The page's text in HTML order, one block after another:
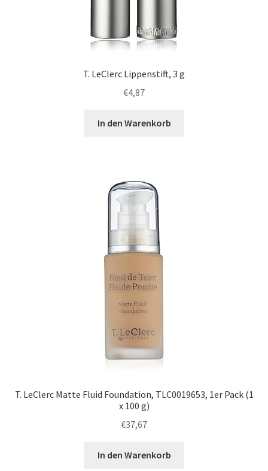
T. LeClerc Lippenstift, 3 g
€4,87
In den Warenkorb
T. LeClerc Matte Fluid Foundation, TLC0019653, 1er Pack (1
x 100 g)
€37,67
In den Warenkorb